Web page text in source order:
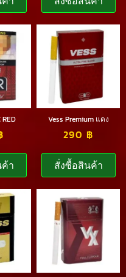
RED
า
Vess Premium แดง
290 ฿
สั่งซื้อสินค้า